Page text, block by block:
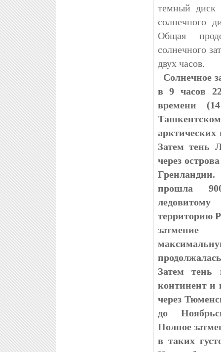
темный диск
солнечного
Общая
солнечного
двух часов.
Солнечное
в 9 часов
времени
Затем тень
через
прошла
территорию
Затем тень
континент и
через
до
Полное
в таких